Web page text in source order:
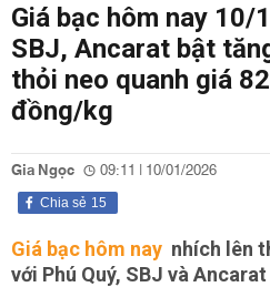
Giá bạc hôm nay 10/
SBJ, Ancarat bật
thỏi neo quanh giá
đồng/kg
Gia Ngọc 09:11 | 10/01/2026
15
Chia sẻ
Giá bạc hôm nay nhích lên
với Phú Quý, SBJ và